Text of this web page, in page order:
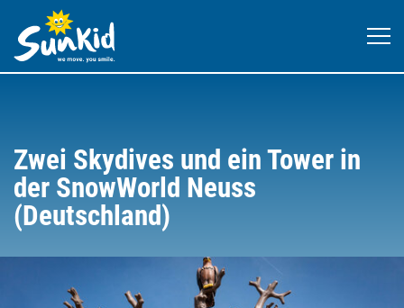
Zwei Skydives und ein Tower in
der SnowWorld Neuss
(Deutschland)